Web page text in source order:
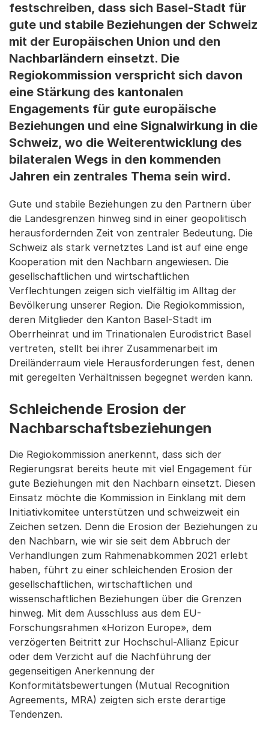
festschreiben, dass sich Basel-Stadt für
gute und stabile Beziehungen der Schweiz
mit der Europäischen Union und den
Nachbarländern einsetzt. Die
Regiokommission verspricht sich davon
eine Stärkung des kantonalen
Engagements für gute europäische
Beziehungen und eine Signalwirkung in die
Schweiz, wo die Weiterentwicklung des
bilateralen Wegs in den kommenden
Jahren ein zentrales Thema sein wird.
Gute und stabile Beziehungen zu den Partnern über
die Landesgrenzen hinweg sind in einer geopolitisch
herausfordernden Zeit von zentraler Bedeutung. Die
Schweiz als stark vernetztes Land ist auf eine enge
Kooperation mit den Nachbarn angewiesen. Die
gesellschaftlichen und wirtschaftlichen
Verflechtungen zeigen sich vielfältig im Alltag der
Bevölkerung unserer Region. Die Regiokommission,
deren Mitglieder den Kanton Basel-Stadt im
Oberrheinrat und im Trinationalen Eurodistrict Basel
vertreten, stellt bei ihrer Zusammenarbeit im
Dreiländerraum viele Herausforderungen fest, denen
mit geregelten Verhältnissen begegnet werden kann.
Schleichende Erosion der
Nachbarschaftsbeziehungen
Die Regiokommission anerkennt, dass sich der
Regierungsrat bereits heute mit viel Engagement für
gute Beziehungen mit den Nachbarn einsetzt. Diesen
Einsatz möchte die Kommission in Einklang mit dem
Initiativkomitee unterstützen und schweizweit ein
Zeichen setzen. Denn die Erosion der Beziehungen zu
den Nachbarn, wie wir sie seit dem Abbruch der
Verhandlungen zum Rahmenabkommen 2021 erlebt
haben, führt zu einer schleichenden Erosion der
gesellschaftlichen, wirtschaftlichen und
wissenschaftlichen Beziehungen über die Grenzen
hinweg. Mit dem Ausschluss aus dem EU-
Forschungsrahmen «Horizon Europe», dem
verzögerten Beitritt zur Hochschul-Allianz Epicur
oder dem Verzicht auf die Nachführung der
gegenseitigen Anerkennung der
Konformitätsbewertungen (Mutual Recognition
Agreements, MRA) zeigten sich erste derartige
Tendenzen.